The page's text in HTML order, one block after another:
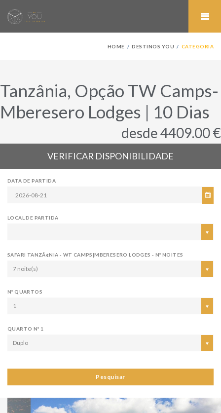
HOME DESTINOS YOU CATEGORIA
Tanzânia, Opção TW Camps-
Mberesero Lodges | 10 Dias
desde 4409.00 €
VERIFICAR DISPONIBILIDADE
DATA DE PARTIDA
LOCAL DE PARTIDA
SAFARI TANZÃ¢NIA - WT CAMPS|MBERESERO LODGES - Nº NOITES
7 noite(s)
Nº QUARTOS
1
QUARTO Nº 1
Duplo
Pesquisar